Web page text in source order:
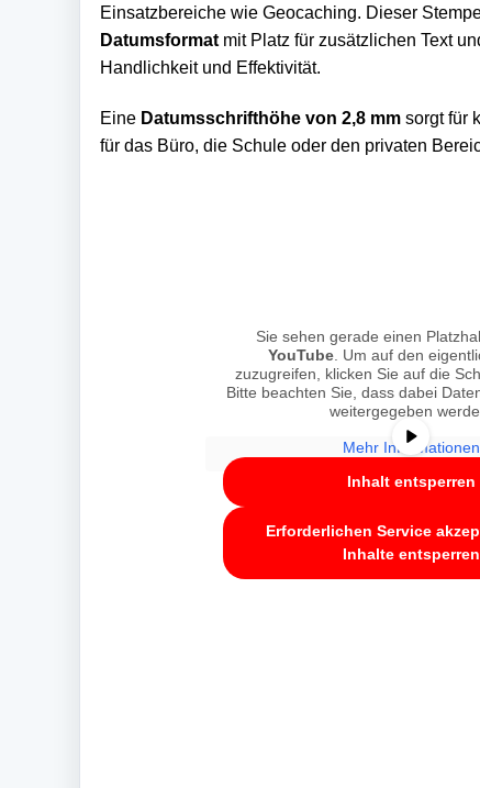
Einsatzbereiche wie Geocaching. Dieser
Datumsformat mit Platz für zusätzlichen Text
Handlichkeit und Effektivität.
Eine Datumsschrifthöhe von 2,8 mm sorgt für
für das Büro, die Schule oder den privaten
Sie sehen gerade einen
YouTube. Um auf den
zuzugreifen, klicken Sie auf die
Bitte beachten Sie, dass dabei
weitergegeben
Mehr Informationen
Inhalt entsperren
Erforderlichen Service
Inhalte entsperren